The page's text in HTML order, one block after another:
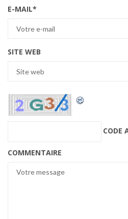
E-MAIL*
SITE WEB
CODE
COMMENTAIRE